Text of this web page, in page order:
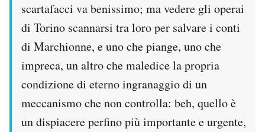
scartafacci va benissimo; ma vedere gli operai
di Torino scannarsi tra loro per salvare i conti
di Marchionne, e uno che piange, uno che
impreca, un altro che maledice la propria
condizione di eterno ingranaggio di un
meccanismo che non controlla: beh, quello è
un dispiacere perfino più importante e urgente,